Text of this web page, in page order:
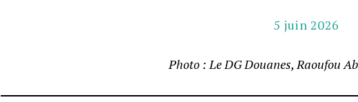
5 juin 2026
Photo : Le DG Douanes, Raoufou